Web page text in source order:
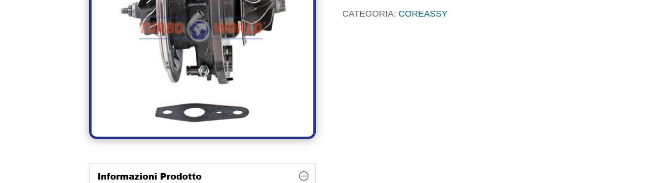
Informazioni Prodotto
CATEGORIA: COREASSY